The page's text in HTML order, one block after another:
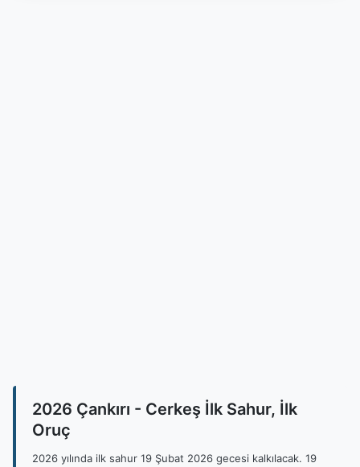
2026 Çankırı - Cerkeş İlk Sahur, İlk
Oruç
2026 yılında ilk sahur 19 Şubat 2026 gecesi kalkılacak. 19